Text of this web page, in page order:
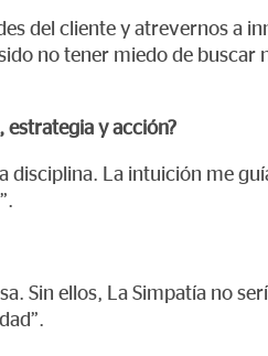
del cliente y atrevernos a
no tener miedo de buscar
y acción?
disciplina. La intuición me
Sin ellos, La Simpatía no